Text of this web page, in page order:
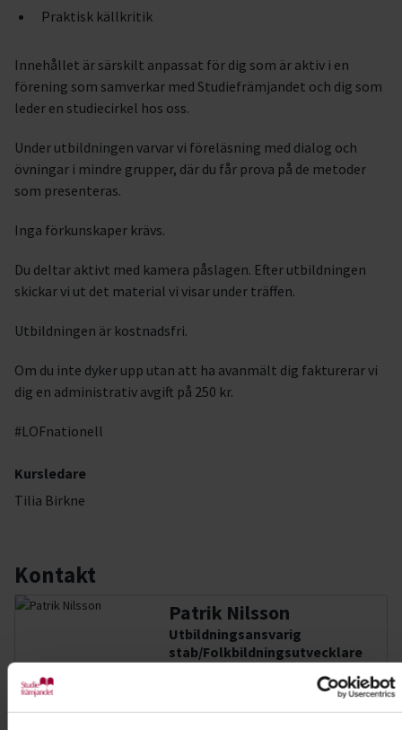
Praktisk källkritik
Innehållet är särskilt anpassat för dig som är aktiv i en
förening som samverkar med Studiefrämjandet och dig som
leder en studiecirkel hos oss.
Under utbildningen varvar vi föreläsning med dialog och
övningar i mindre grupper, där du får prova på de metoder
som presenteras.
Inga förkunskaper krävs.
Du deltar aktivt med kamera påslagen. Efter utbildningen
skickar vi ut det material vi visar under träffen.
Utbildningen är kostnadsfri.
Om du inte dyker upp utan att ha avanmält dig fakturerar vi
dig en administrativ avgift på 250 kr.
#LOFnationell
Kursledare
Tilia Birkne
Kontakt
Patrik Nilsson
Utbildningsansvarig
stab/Folkbildningsutvecklare
070-557 87 55